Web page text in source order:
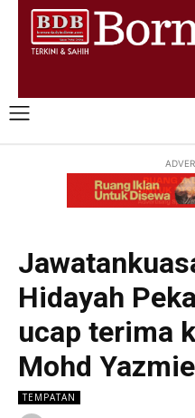
Hidayah
ucap terima
Mohd
TEMPATAN